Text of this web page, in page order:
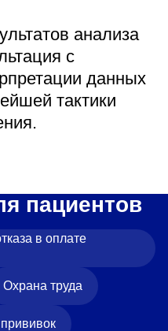
анализа
с
данных
тактики
пациентов
в оплате
Охрана труда